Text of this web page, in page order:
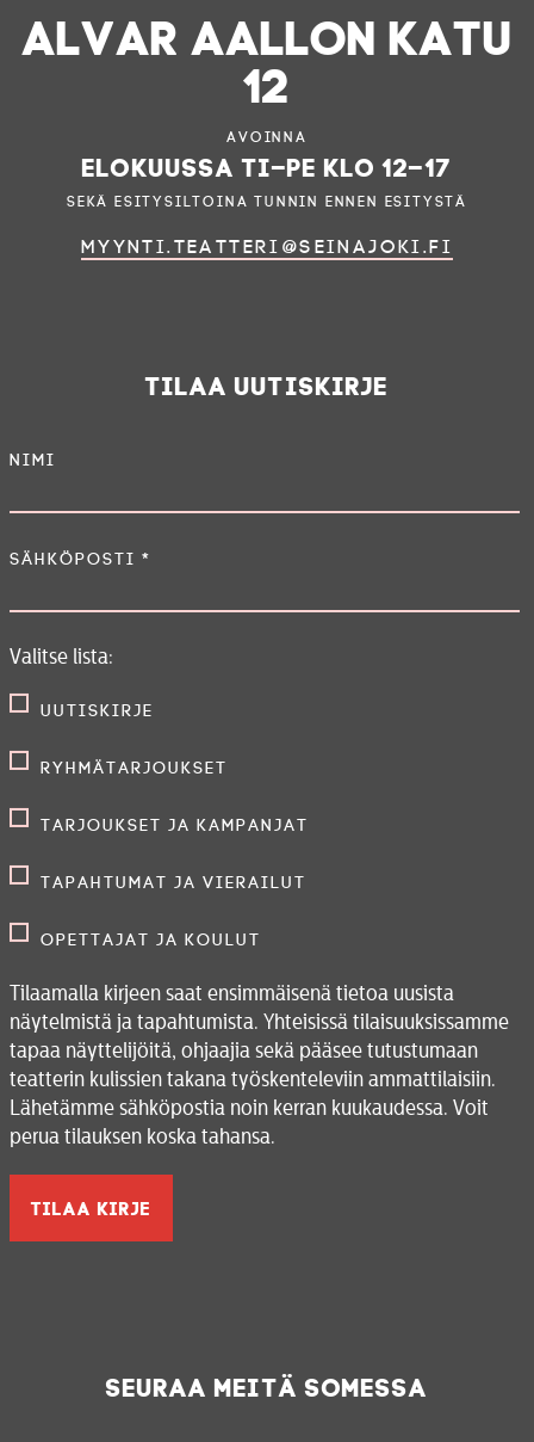
ALVAR AALLON KATU
12
Avoinna
elokuussa ti–pe klo 12–17
sekä esitysiltoina tunnin ennen esitystä
myynti.teatteri@seinajoki.fi
Tilaa uutiskirje
Nimi
Sähköposti *
Valitse lista:
Uutiskirje
Ryhmätarjoukset
Tarjoukset ja kampanjat
Tapahtumat ja vierailut
Opettajat ja koulut
Tilaamalla kirjeen saat ensimmäisenä tietoa uusista
näytelmistä ja tapahtumista. Yhteisissä tilaisuuksissamme
tapaa näyttelijöitä, ohjaajia sekä pääsee tutustumaan
teatterin kulissien takana työskenteleviin ammattilaisiin.
Lähetämme sähköpostia noin kerran kuukaudessa. Voit
perua tilauksen koska tahansa.
Seuraa meitä somessa